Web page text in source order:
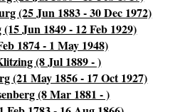
(25 Jun 1883 - 30 Dec 1972)
Jun 1849 - 12 Feb 1929)
1874 - 1 May 1948)
(8 Jul 1889 - )
(21 May 1856 - 17 Oct 1927)
(8 Mar 1881 - )